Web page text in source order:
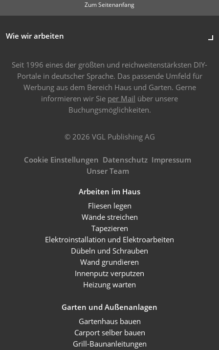
Zum Seitenanfang
Wie wir arbeiten
Seit 1996 eines der größten und reichweitenstärksten DIY-
Portale in deutscher Sprache. Das passende Umfeld für
Werbung aus dem Bereich Haus und Garten. Gerne
informieren wir Sie per Mail über unsere
Buchungsmöglichkeiten.
© 2026 VGL Publishing AG
Cookie Einstellungen Datenschutz Impressum
Unser Team
Arbeiten im Haus
Fliesen legen
Wände streichen
Tapezieren
Elektroinstallation und Elektroarbeiten
Dübeln und Schrauben
Wand grundieren
Innenputz verputzen
Heizung warten
Garten und Außenanlagen
Gartenhaus bauen
Carport selber bauen
Grill-Baunanleitungen